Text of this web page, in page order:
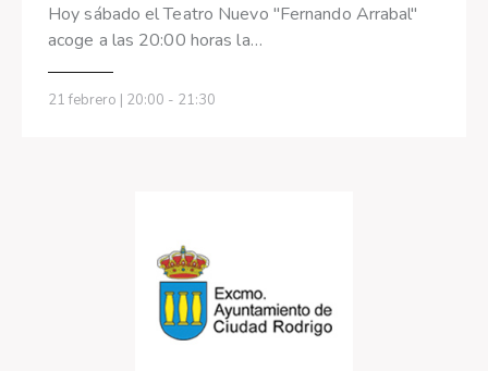
Hoy sábado el Teatro Nuevo "Fernando Arrabal"
acoge a las 20:00 horas la…
21 febrero | 20:00 - 21:30